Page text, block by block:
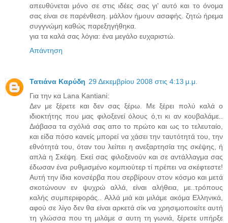
απευθύνεται μόνο σε στις ιδέες σας γι' αυτό και το όνομα
σας είναι σε παρένθεση. μάλλον ήμουν ασαφής. ζητώ ήρεμα
συγγνώμη καθώς παρεξηγήθηκα.
για τα καλά σας λόγια: ένα μεγάλο ευχαριστώ.
Απάντηση
Τατιάνα Καρύδη 29 Δεκεμβρίου 2008 στις 4:13 μ.μ.
Για την κα Lana Kantiani:
Δεν με ξέρετε και δεν σας ξέρω. Με ξέρει πολύ καλά ο
ιδιοκτήτης που μας φιλοξενεί όλους ό,τι κι αν κουβαλάμε..
Διάβασα τα σχόλιά σας απο το πρώτο και ως το τελευταίο,
και είδα πόσο κανείς μπορεί να χάσει την ταυτότητά του, την
εθνότητά του, όταν του λείπει η ανεξαρτησία της σκέψης, ή
απλά η Σκέψη. Εκεί σας φιλοξενούν και σε αντάλλαγμα σας
έδωσαν ένα ρυθμισμένο κομπιούτερ τί πρέπει να σκέφτεστε!
Αυτή την ίδια κονσέρβα που σερβίρουν στον κόσμο και μετά
σκοτώνουν εν ψυχρώ αλλά, είναι αλήθεια, με..τρόπους
καλής συμπεριφοράς.. Αλλά μιά και μιλάμε ακόμα Ελληνικά,
αφού σε λίγο δεν θα είναι αρκετά σίκ να χρησιμοποιείτε αυτή
τη γλώσσα που τη μιλάμε σ αυτη τη γωνιά, ξέρετε υπήρξε